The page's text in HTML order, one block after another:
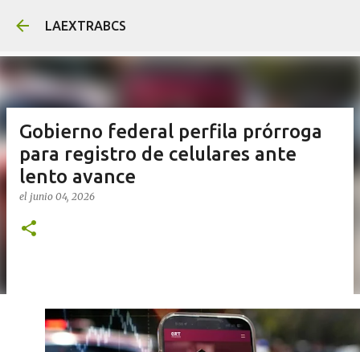
LAEXTRABCS
Gobierno federal perfila prórroga
para registro de celulares ante
lento avance
el junio 04, 2026